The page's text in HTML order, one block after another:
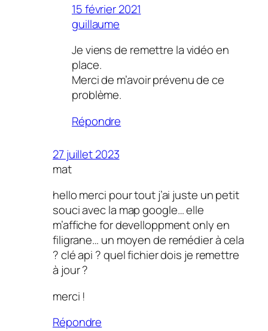
15 février 2021
guillaume
Je viens de remettre la vidéo en
place.
Merci de m’avoir prévenu de ce
problème.
Répondre
27 juillet 2023
mat
hello merci pour tout j’ai juste un petit
souci avec la map google… elle
m’affiche for develloppment only en
filigrane… un moyen de remédier à cela
? clé api ? quel fichier dois je remettre
à jour ?
merci !
Répondre